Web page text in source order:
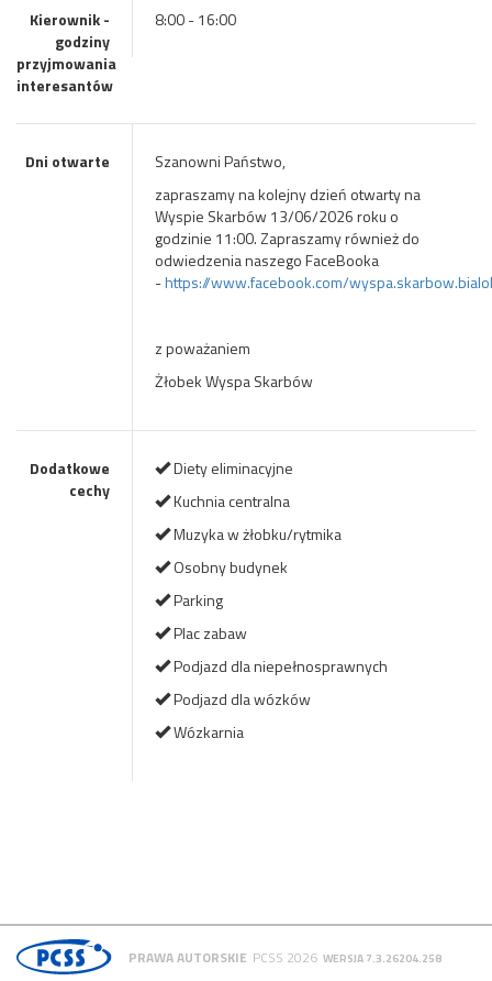
Kierownik -
godziny
przyjmowania
interesantów
8:00 - 16:00
Dni otwarte
Szanowni Państwo,
zapraszamy na kolejny dzień otwarty na
Wyspie Skarbów 13/06/2026 roku o
godzinie 11:00. Zapraszamy również do
odwiedzenia naszego FaceBooka
-https://www.facebook.com/
z poważaniem
Żłobek Wyspa Skarbów
Dodatkowe
cechy
Diety eliminacyjne
Kuchnia centralna
Muzyka w żłobku/rytmika
Osobny budynek
Parking
Plac zabaw
Podjazd dla niepełnosprawnych
Podjazd dla wózków
Wózkarnia
PRAWA AUTORSKIE PCSS 2026 WERSJA 7.3.26204.258